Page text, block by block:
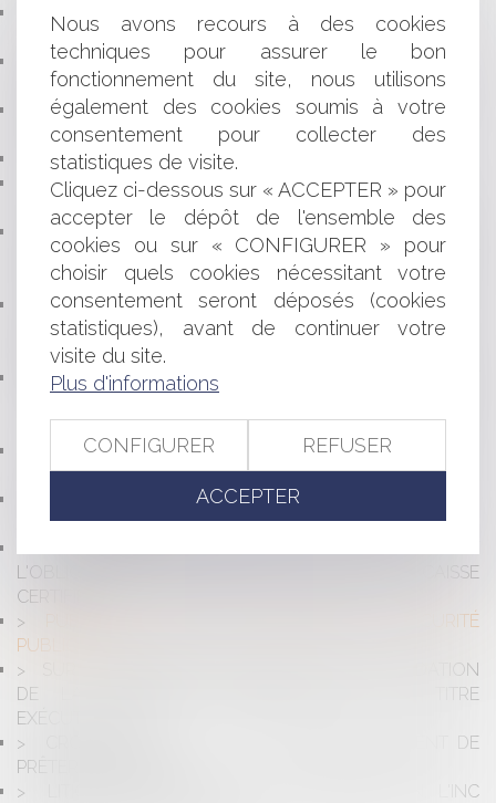
EPARGNE SALARIALE: QUELS AVANTAGES POUR LES
SALARIÉS ET LES ENTREPRISES?
C’EST À L'EMPLOYEUR DE PROUVER LE PAIEMENT DU
SALAIRE
DÉFINITION D’UNE ZONE HUMIDE : LES CRITÈRES NE
SONT PAS ALTERNATIFS MAIS CUMULATIFS !
LA REPRISE DU BAIL RURAL
LE PORT DU CASQUE À VÉLO OBLIGATOIRE POUR
LES ENFANTS DE MOINS DE 12 ANS
DROITS DES PERSONNES FAISANT L'OBJET DE
DÉCISIONS INDIVIDUELLES PRISES SUR LE FONDEMENT
D'UN TRAITEMENT ALGORITHMIQUE
TPE ET PME: VOUS SOUHAITEZ AMÉLIORER LES
CONDITIONS DE SANTÉ ET DE SÉCURITÉ AU TRAVAIL AU
SEIN DE VOTRE ENTREPRISE?
AGENCE IMMOBILIÈRE ET COMMISSION DE L'AGENT
DÉLIT D'ENTRAVE À L'IVG SUR INTERNET: LE CONSEIL
CONSTITUTIONNEL FORMULE DES RÉSERVES
NOUVELLE AIDE FINANCIÈRE EN FAVEUR DES
JEUNES APPRENTIS
L'OBLIGATION D'UTILISER DES LOGICIELS DE CAISSE
CERTIFIÉS
PUBLICATION DE LA LOI RELATIVE À LA SÉCURITÉ
PUBLIQUE
SUR LA RECEVABILITÉ DE L'ACTION EN LIQUIDATION
DE LA CRÉANCE CONSTATÉE PAR UN TITRE
EXÉCUTOIRE
CROWDFUNDING : EST-IL VRAIMENT PRUDENT DE
PRÊTER AUX PME ?
LITIGES EN DROIT DE LA CONSOMMATION: L'INC
Nous avons recours à des cookies
techniques pour assurer le bon
fonctionnement du site, nous utilisons
également des cookies soumis à votre
consentement pour collecter des
statistiques de visite.
Cliquez ci-dessous sur « ACCEPTER » pour
accepter le dépôt de l'ensemble des
cookies ou sur « CONFIGURER » pour
choisir quels cookies nécessitant votre
consentement seront déposés (cookies
statistiques), avant de continuer votre
visite du site.
Plus d'informations
CONFIGURER REFUSER
ACCEPTER